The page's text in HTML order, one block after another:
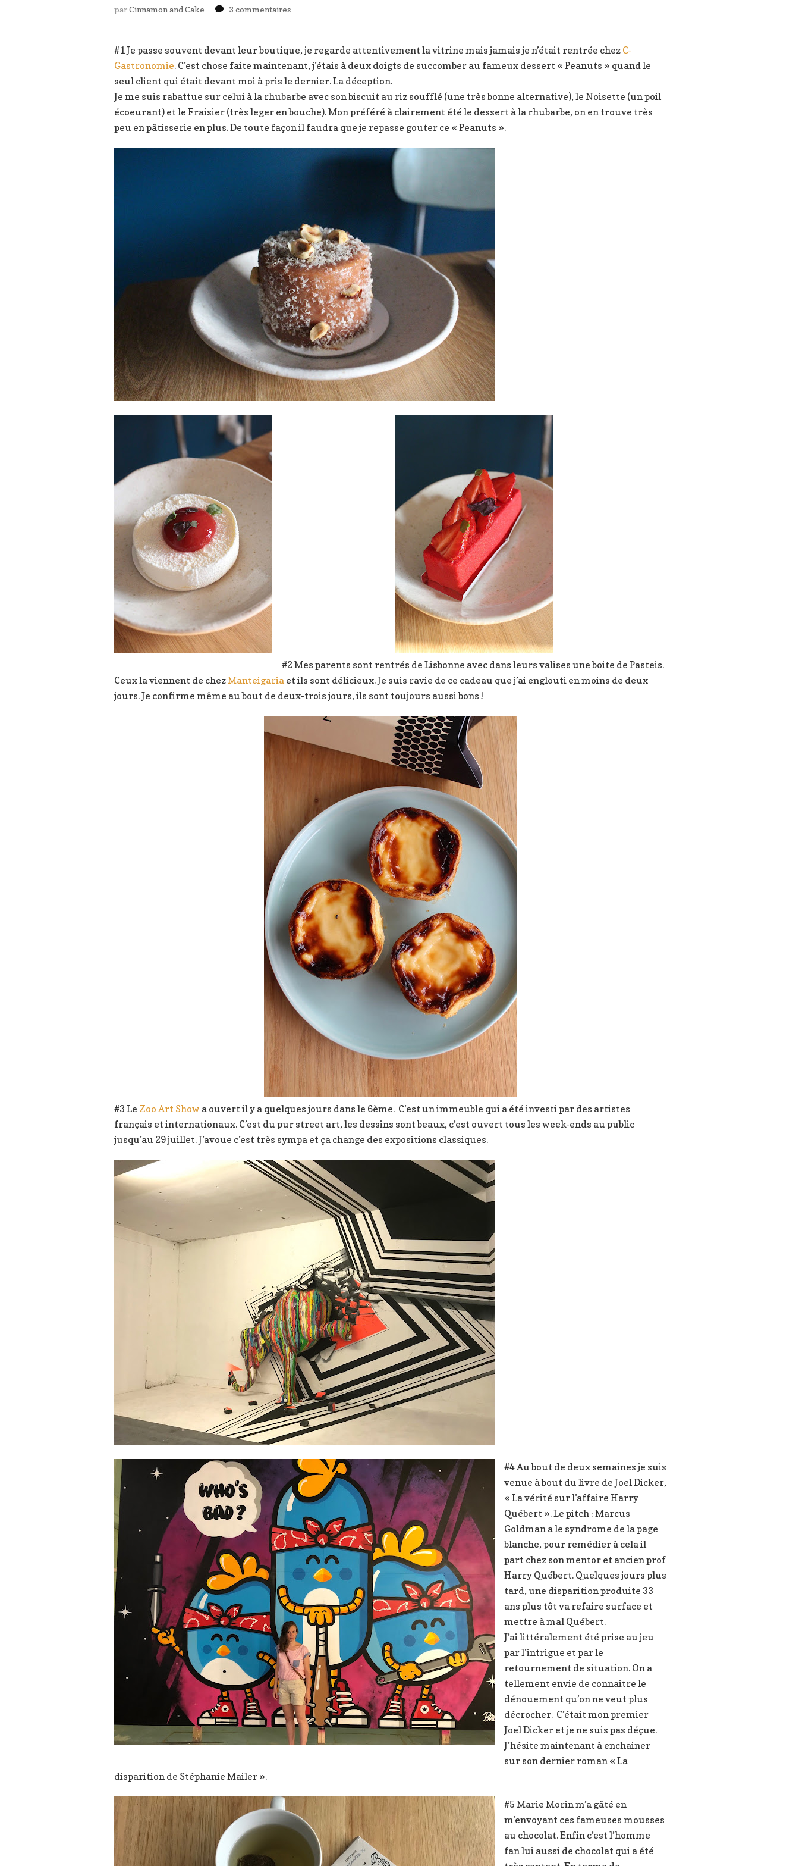
parCinnamon and Cake 3 commentairessur
vais
aimer
#11
#1 Je passe souvent devant leur boutique, je regarde attentivement la vitrine mais jamais je n’était rentrée chez C-
Gastronomie. C’est chose faite maintenant, j’étais à deux doigts de succomber au fameux dessert « Peanuts » quand le
seul client qui était devant moi à pris le dernier. La déception.
Je me suis rabattue sur celui à la rhubarbe avec son biscuit au riz soufflé (une très bonne alternative), le Noisette (un poil
écoeurant) et le Fraisier (très leger en bouche). Mon préféré à clairement été le dessert à la rhubarbe, on en trouve très
peu en pâtisserie en plus. De toute façon il faudra que je repasse gouter ce « Peanuts ».
#2 Mes parents sont rentrés de Lisbonne avec dans leurs valises une boite de Pasteis.
Ceux la viennent de chezManteigaria et ils sont délicieux. Je suis ravie de ce cadeau que j’ai englouti en moins de deux
jours. Je confirme même au bout de deux-trois jours, ils sont toujours aussi bons !
#3 Le Zoo Art Show a ouvert il y a quelques jours dans le 6ème. C’est un immeuble qui a été investi par des artistes
français et internationaux. C’est du pur street art, les dessins sont beaux, c’est ouvert tous les week-ends au public
jusqu’au 29 juillet. J’avoue c’est très sympa et ça change des expositions classiques.
#4 Au bout de deux semaines je suis
venue à bout du livre de Joel Dicker,
« La vérité sur l’affaire Harry
Québert ». Le pitch : Marcus
Goldman a le syndrome de la page
blanche, pour remédier à cela il
part chez son mentor et ancien prof
Harry Québert. Quelques jours plus
tard, une disparition produite 33
ans plus tôt va refaire surface et
mettre à mal Québert.
J’ai littéralement été prise au jeu
par l’intrigue et par le
retournement de situation. On a
tellement envie de connaitre le
dénouement qu’on ne veut plus
décrocher. C’était mon premier
Joel Dicker et je ne suis pas déçue.
J’hésite maintenant à enchainer
sur son dernier roman « La
disparition de Stéphanie Mailer ».
#5 Marie Morin m’a gâté en
m’envoyant ces fameuses mousses
au chocolat. Enfin c’est l’homme
fan lui aussi de chocolat qui a été